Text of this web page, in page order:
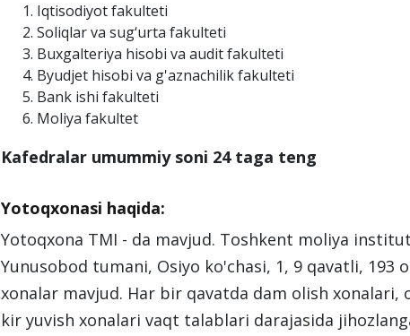
Iqtisodiyot fakulteti
Soliqlar va sug‘urta fakulteti
Buxgalteriya hisobi va audit fakulteti
Byudjet hisobi va g'aznachilik fakulteti
Bank ishi fakulteti
Moliya fakultet
Kafedralar umummiy soni 24 taga teng
Yotoqxonasi haqida:
Yotoqxona TMI - da mavjud. Toshkent moliya
Yunusobod tumani, Osiyo ko'chasi, 1, 9 qavatli, 193
xonalar mavjud. Har bir qavatda dam olish xonalari,
kir yuvish xonalari vaqt talablari darajasida